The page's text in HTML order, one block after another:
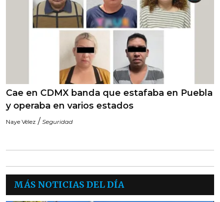
Cae en CDMX banda que estafaba en Puebla
y operaba en varios estados
Naye Vélez / Seguridad
MÁS NOTICIAS DEL DÍA